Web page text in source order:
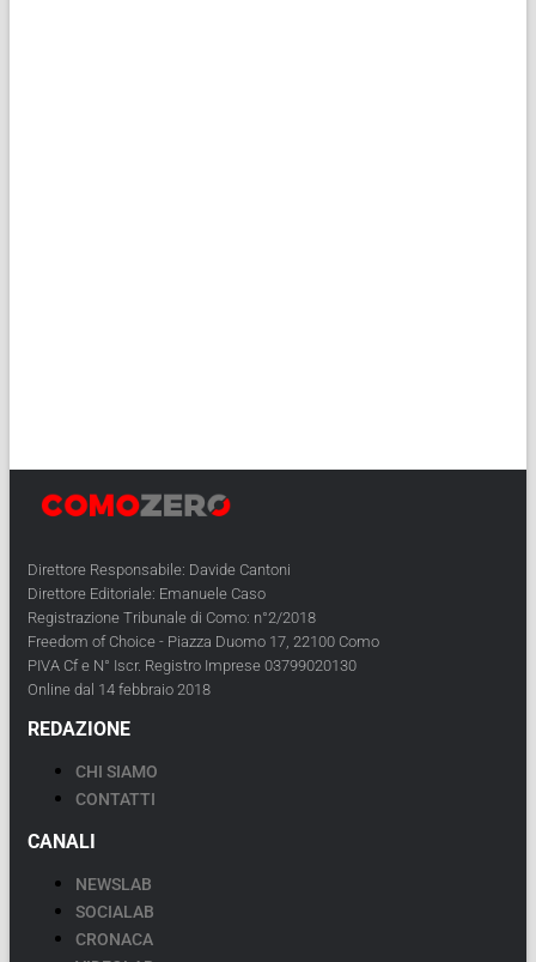
Direttore Responsabile: Davide Cantoni
Direttore Editoriale: Emanuele Caso
Registrazione Tribunale di Como: n°2/2018
Freedom of Choice - Piazza Duomo 17, 22100 Como
PIVA Cf e N° Iscr. Registro Imprese 03799020130
Online dal 14 febbraio 2018
REDAZIONE
CHI SIAMO
CONTATTI
CANALI
NEWSLAB
SOCIALAB
CRONACA